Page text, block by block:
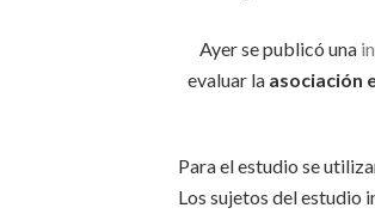
Ayer se publicó una
evaluar la asociación
Para el estudio se
Los sujetos del estudio